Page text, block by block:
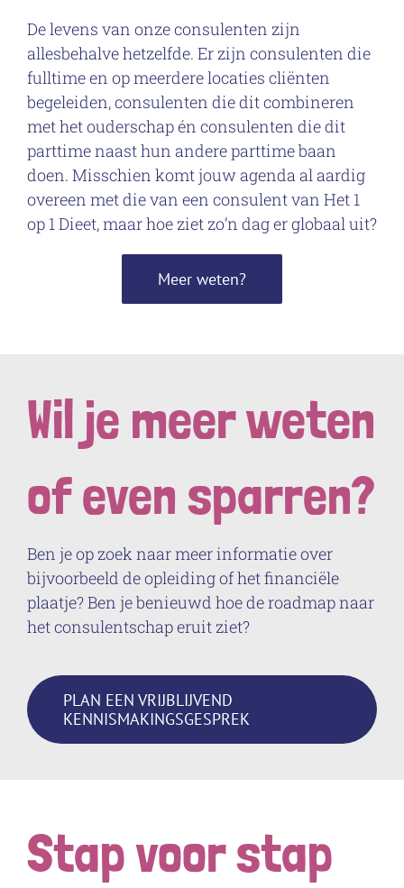
De levens van onze consulenten zijn
allesbehalve hetzelfde. Er zijn consulenten die
fulltime en op meerdere locaties cliënten
begeleiden, consulenten die dit combineren
met het ouderschap én consulenten die dit
parttime naast hun andere parttime baan
doen. Misschien komt jouw agenda al aardig
overeen met die van een consulent van Het 1
op 1 Dieet, maar hoe ziet zo’n dag er globaal uit?
Meer weten?
Wil je meer weten
of even sparren?
Ben je op zoek naar meer informatie over
bijvoorbeeld de opleiding of het financiële
plaatje? Ben je benieuwd hoe de roadmap naar
het consulentschap eruit ziet?
PLAN EEN VRIJBLIJVEND
KENNISMAKINGSGESPREK
Stap voor stap